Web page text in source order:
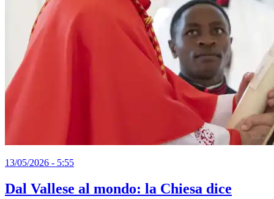
13/05/2026 - 5:55
Dal Vallese al mondo: la Chiesa dice